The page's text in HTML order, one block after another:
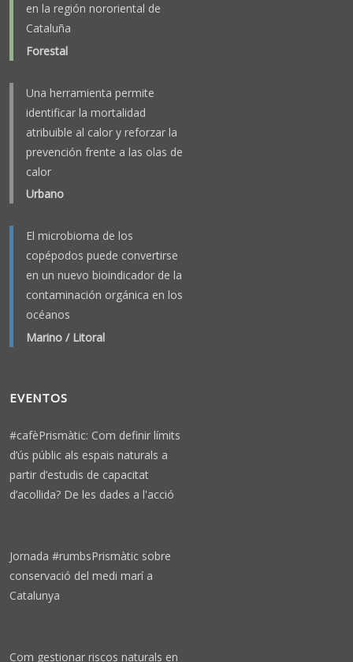
en la región nororiental de
Cataluña
Forestal
Una herramienta permite
identificar la mortalidad
atribuible al calor y reforzar la
prevención frente a las olas de
calor
Urbano
El microbioma de los
copépodos puede convertirse
en un nuevo bioindicador de la
contaminación orgánica en los
océanos
Marino / Litoral
EVENTOS
#cafèPrismàtic: Com definir límits
d’ús públic als espais naturals a
partir d’estudis de capacitat
d’acollida? De les dades a l'acció
Jornada #rumbsPrismàtic sobre
conservació del medi marí a
Catalunya
Com gestionar riscos naturals en